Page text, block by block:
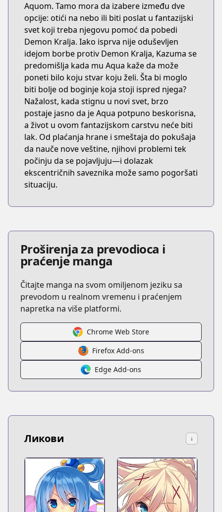
Aquom. Tamo mora da izabere između dve
opcije: otići na nebo ili biti poslat u fantazijski
svet koji treba njegovu pomoć da pobedi
Demon Kralja. Iako isprva nije oduševljen
idejom borbe protiv Demon Kralja, Kazuma se
predomišlja kada mu Aqua kaže da može
poneti bilo koju stvar koju želi. Šta bi moglo
biti bolje od boginje koja stoji ispred njega?
Nažalost, kada stignu u novi svet, brzo
postaje jasno da je Aqua potpuno beskorisna,
a život u ovom fantazijskom carstvu neće biti
lak. Od plaćanja hrane i smeštaja do pokušaja
da nauče nove veštine, njihovi problemi tek
počinju da se pojavljuju—i dolazak
ekscentričnih saveznika može samo pogoršati
situaciju.
Proširenja za prevodioca i
praćenje manga
Čitajte manga na svom omiljenom jeziku sa
prevodom u realnom vremenu i praćenjem
napretka na više platformi.
Chrome Web Store
Firefox Add-ons
Edge Add-ons
Ликови ↓